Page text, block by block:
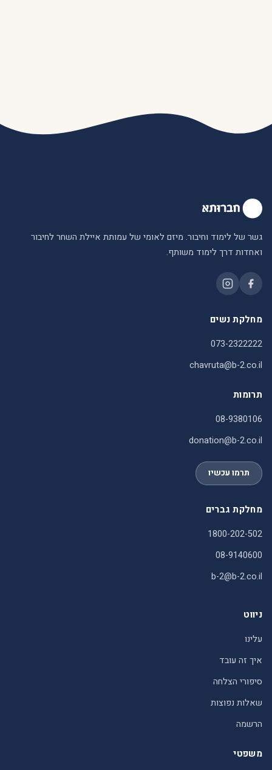
גשר של לימוד וחיבור. מיזם לאומי של עמותת איילת השחר לחיבור
ואחדות דרך לימוד משותף.
מחלקת נשים
073-2322222
chavruta@b-2.co.il
תרומות
08-9380106
donation@b-2.co.il
תרמו עכשיו
מחלקת גברים
1800-202-502
08-9140600
b-2@b-2.co.il
ניווט
עלינו
איך זה עובד
סיפורי הצלחה
שאלות נפוצות
הרשמה
משפטי